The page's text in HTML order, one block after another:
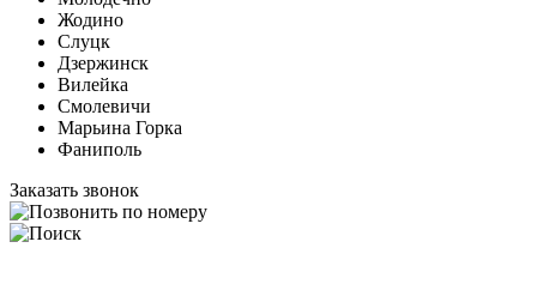
Жодино
Слуцк
Дзержинск
Вилейка
Смолевичи
Марьина Горка
Фаниполь
Заказать звонок